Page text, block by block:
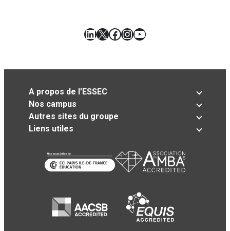
LinkedIn
X Facebook
Instagram
YouTube
A propos de l’ESSEC
Nos campus
Autres sites du groupe
Liens utiles